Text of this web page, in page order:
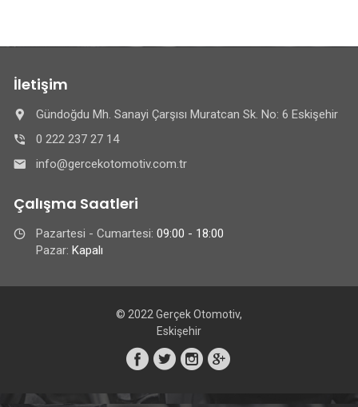
İletişim
Gündoğdu Mh. Sanayi Çarşısı Muratcan Sk. No: 6 Eskişehir
0 222 237 27 14
info@gercekotomotiv.com.tr
Çalışma Saatleri
Pazartesi - Cumartesi: 09:00 - 18:00
Pazar: Kapalı
© 2022 Gerçek Otomotiv,
Eskişehir